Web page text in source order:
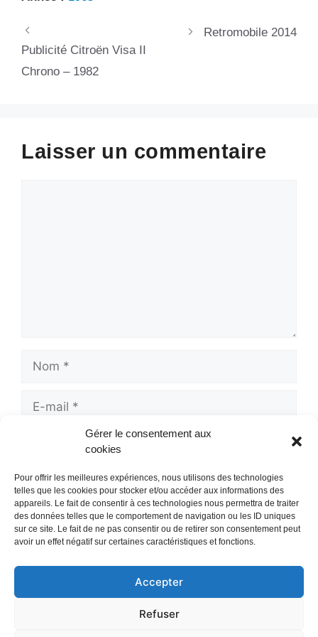
Gérer le consentement aux
cookies
Pour offrir les meilleures expériences, nous utilisons des technologies
telles que les cookies pour stocker et/ou accéder aux informations des
appareils. Le fait de consentir à ces technologies nous permettra de traiter
des données telles que le comportement de navigation ou les ID uniques
sur ce site. Le fait de ne pas consentir ou de retirer son consentement peut
avoir un effet négatif sur certaines caractéristiques et fonctions.
Accepter
Refuser
Publicité Citroën Visa II
Chrono – 1982
Retromobile 2014
Laisser un commentaire
Nom